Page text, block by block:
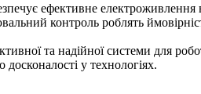
ефективне
контроль роблять
та надійної системи для
у технологіях.